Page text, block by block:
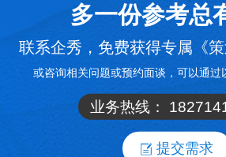
多一份参考总
联系企秀，免费获得专属《
或咨询相关问题或预约面谈，可以通过
业务热线：
提交需求